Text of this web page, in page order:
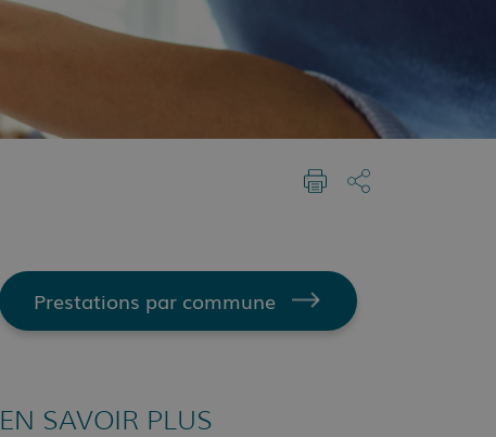
Prestations par commune
EN SAVOIR PLUS